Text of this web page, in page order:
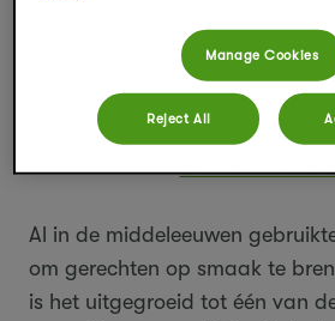
immuunsysteem. Wij nemen je
van gember, geven je tips
een heerlijke kop
kennismaken met de heerlijke
Goodness
Al in de middeleeuwen
om gerechten op smaak te
is het uitgegroeid tot één van
Manage Cookies
Reject All